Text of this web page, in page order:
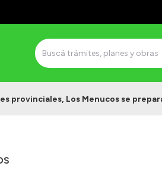
provinciales, Los Menucos se